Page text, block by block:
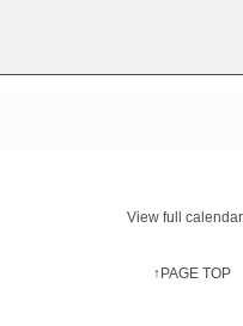
View full calendar
↑PAGE TOP